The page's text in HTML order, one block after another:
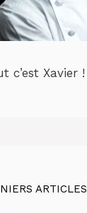
c’est Xavier !
ARTICLES